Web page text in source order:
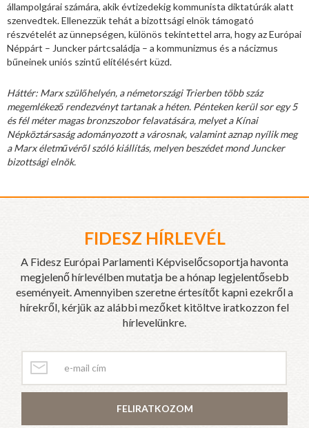
állampolgárai számára, akik évtizedekig kommunista diktatúrák alatt
szenvedtek. Ellenezzük tehát a bizottsági elnök támogató
részvételét az ünnepségen, különös tekintettel arra, hogy az Európai
Néppárt – Juncker pártcsaládja – a kommunizmus és a nácizmus
bűneinek uniós szintű elítélésért küzd.
Háttér: Marx szülőhelyén, a németországi Trierben több száz
megemlékező rendezvényt tartanak a héten. Pénteken kerül sor egy 5
és fél méter magas bronzszobor felavatására, melyet a Kínai
Népköztársaság adományozott a városnak, valamint aznap nyílik meg
a Marx életművéről szóló kiállítás, melyen beszédet mond Juncker
bizottsági elnök.
FIDESZ HÍRLEVÉL
A Fidesz Európai Parlamenti Képviselőcsoportja havonta
megjelenő hírlevélben mutatja be a hónap legjelentősebb
eseményeit. Amennyiben szeretne értesítőt kapni ezekről a
hírekről, kérjük az alábbi mezőket kitöltve iratkozzon fel
hírlevelünkre.
FELIRATKOZOM